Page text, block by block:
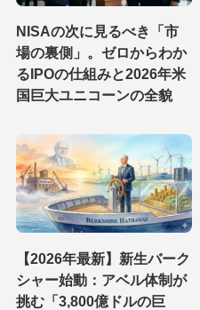
NISAの次に見るべき「市
場の裏側」。ゼロからわか
るIPOの仕組みと2026年米
国巨大ユニコーンの全貌
【2026年最新】新生バーク
シャー始動：アベル体制が
挑む「3,800億ドルの巨